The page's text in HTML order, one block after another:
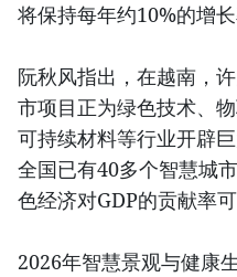
将保持每年约10%的增长
阮秋风指出，在越南，
市项目正为绿色技术、
可持续材料等行业开辟
全国已有40多个智慧城
色经济对GDP的贡献率可
2026年智慧景观与健康